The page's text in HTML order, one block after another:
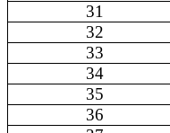
31
32
33
34
35
36